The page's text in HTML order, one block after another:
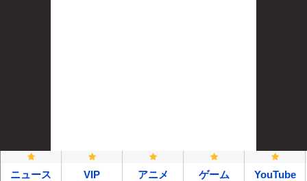
ニュース VIP アニメ ゲーム YouTube